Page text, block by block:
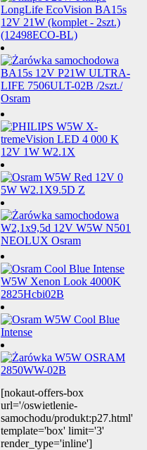
[nokaut-offers-box
url='/oswietlenie-
samochodu/produkt:p27.html'
template='box' limit='3'
render_type='inline']